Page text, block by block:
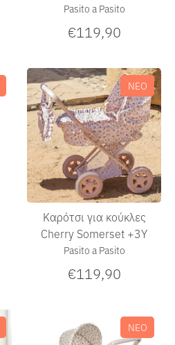
Pasito a Pasito
€119,90
Καρότσι για κούκλες
Cherry Somerset +3Υ
Pasito a Pasito
€119,90
ΝΕΟ
ΝΕΟ